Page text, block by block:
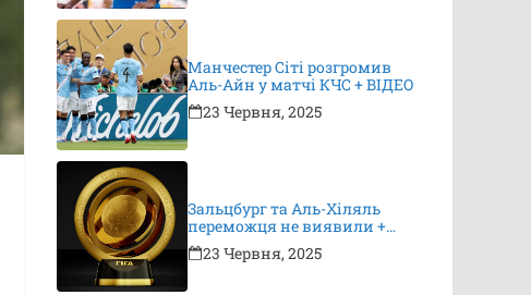
Манчестер Сіті розгромив
Аль-Айн у матчі КЧС + ВІДЕО
23 Червня, 2025
Зальцбург та Аль-Хіляль
переможця не виявили +
ВІДЕО
23 Червня, 2025